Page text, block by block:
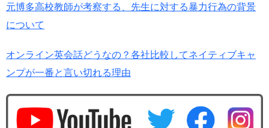
元博多高校教師が考察する、先生に対する暴力行為の背景
について
オンライン英会話どうなの？各社比較してネイティブキャ
ンプが一番と言い切れる理由